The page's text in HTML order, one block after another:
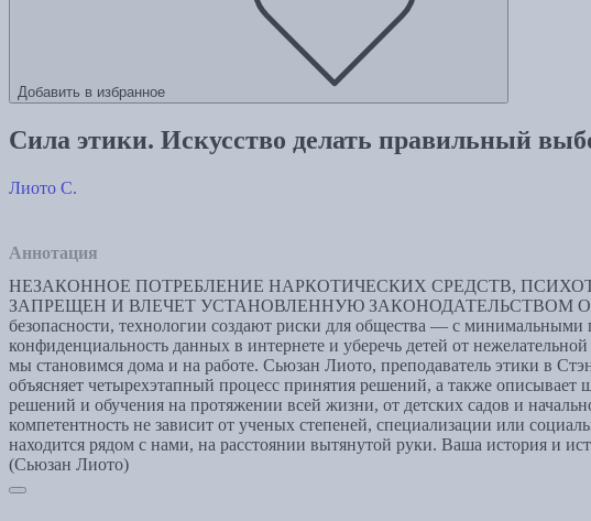
Добавить в избранное
Сила этики. Искусство делать правильный
Лиото С.
Аннотация
НЕЗАКОННОЕ ПОТРЕБЛЕНИЕ НАРКОТИЧЕСКИХ СРЕДСТВ,
ЗАПРЕЩЕН И ВЛЕЧЕТ УСТАНОВЛЕННУЮ ЗАКОНОДАТЕЛЬСТВОМ
безопасности, технологии создают риски для общества — с минимальными
конфиденциальность данных в интернете и уберечь детей от
мы становимся дома и на работе. Сьюзан Лиото, преподаватель этики в
объясняет четырехэтапный процесс принятия решений, а также
решений и обучения на протяжении всей жизни, от детских садов и
компетентность не зависит от ученых степеней, специализации или
находится рядом с нами, на расстоянии вытянутой руки. Ваша история и
(Сьюзан Лиото)